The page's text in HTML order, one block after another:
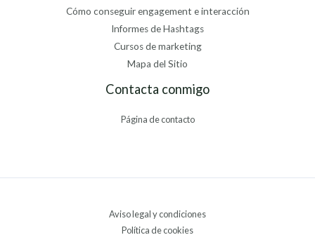
Cómo conseguir engagement e interacción
Informes de Hashtags
Cursos de marketing
Mapa del Sitio
Contacta conmigo
Página de contacto
Aviso legal y condiciones
Política de cookies